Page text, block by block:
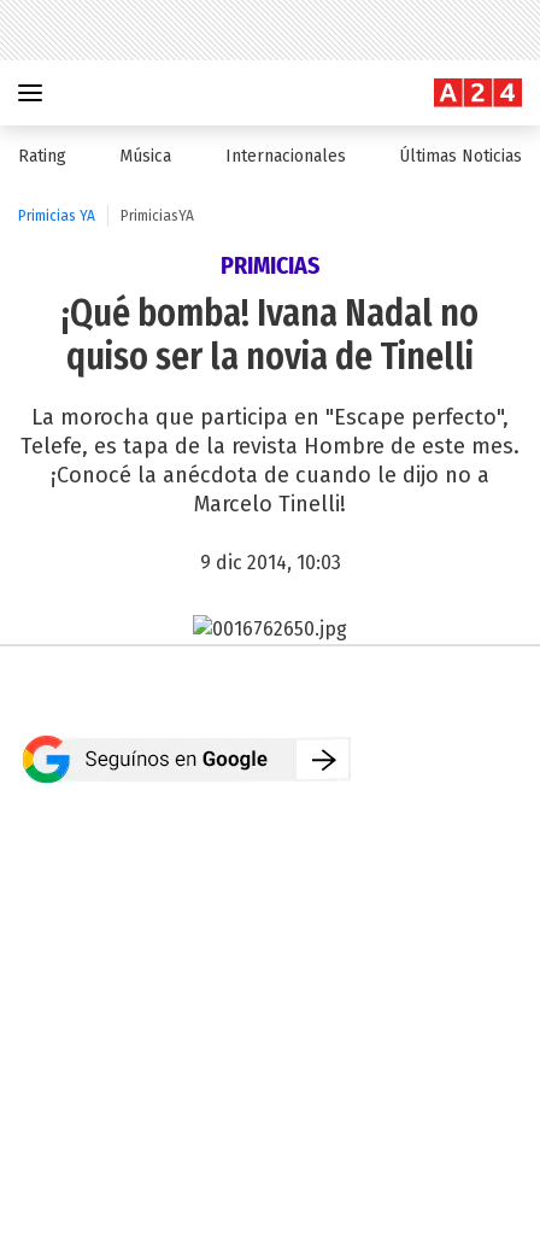
Rating Música Internacionales Últimas Noticias
Primicias YA PrimiciasYA
PRIMICIAS
¡Qué bomba! Ivana Nadal no
quiso ser la novia de Tinelli
La morocha que participa en "Escape perfecto",
Telefe, es tapa de la revista Hombre de este mes.
¡Conocé la anécdota de cuando le dijo no a
Marcelo Tinelli!
9 dic 2014, 10:03